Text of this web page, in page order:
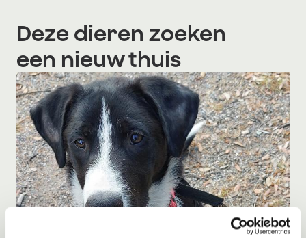
Deze dieren zoeken
een nieuw thuis